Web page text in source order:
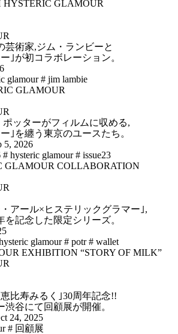
芸術家,ジム・ランビーと
｣が初コラボレーション。
glamour # jim lambie
ッターがフィルムに収める,
｣を纏う東京のユースたち。
5, 2026
# hysteric glamour # issue23
アール×ヒステリックグラマー｣,
記念した限定シリーズ。
glamour # potr # wallet
比寿みるく｣30周年記念!!
渋谷にて回顧展が開催。
24, 2025
# 回顧展